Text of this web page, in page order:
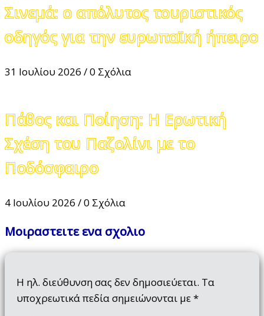
Σινεμά: ο απόλυτος τουριστικός
οδηγός για την ευρωπαϊκή ήπειρο
31 Ιουλίου 2026 /0 Σχόλια
Πάθος και Ποίηση: Η Ερωτική
Σχέση του Παζολίνι με το
Ποδόσφαιρο
4 Ιουλίου 2026 /0 Σχόλια
Μοιραστειτε ενα σχολιο
Η ηλ. διεύθυνση σας δεν δημοσιεύεται. Τα
υποχρεωτικά πεδία σημειώνονται με*